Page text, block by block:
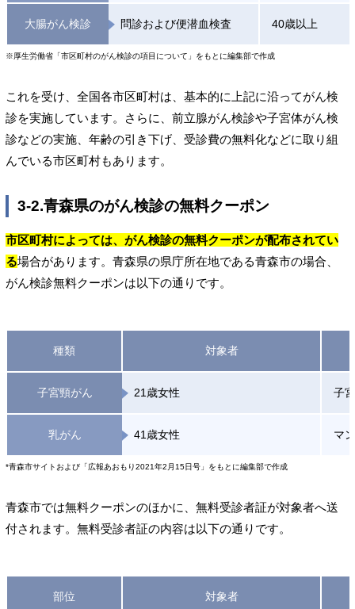
大腸がん検診 問診および便潜血検査 40歳以上
※厚生労働省「市区町村のがん検診の項目について」をもとに編集部で作成
これを受け、全国各市区町村は、基本的に上記に沿ってがん検
診を実施しています。さらに、前立腺がん検診や子宮体がん検
診などの実施、年齢の引き下げ、受診費の無料化などに取り組
んでいる市区町村もあります。
3-2.青森県のがん検診の無料クーポン
市区町村によっては、がん検診の無料クーポンが配布されてい
る場合があります。青森県の県庁所在地である青森市の場合、
がん検診無料クーポンは以下の通りです。
種類 対象者
子宮頸がん 21歳女性 子
乳がん 41歳女性 マ
*青森市サイトおよび「広報あおもり2021年2月15日号」をもとに編集部で作成
青森市では無料クーポンのほかに、無料受診者証が対象者へ送
付されます。無料受診者証の内容は以下の通りです。
部位 対象者